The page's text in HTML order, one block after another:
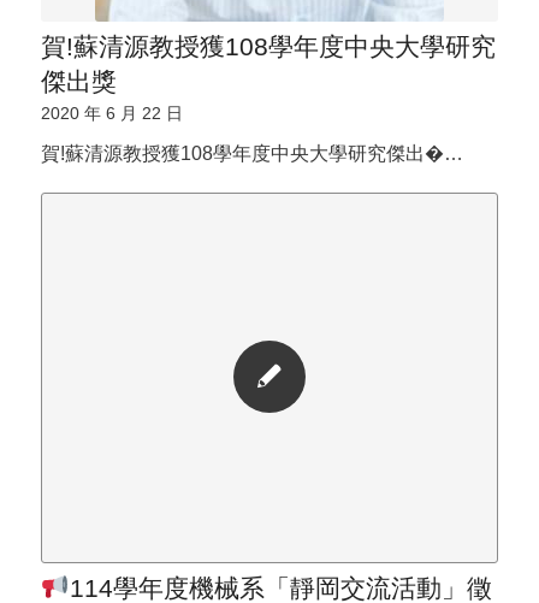
賀!蘇清源教授獲108學年度中央大學研究
傑出獎
2020 年 6 月 22 日
賀!蘇清源教授獲108學年度中央大學研究傑出�…
114學年度機械系「靜岡交流活動」徵